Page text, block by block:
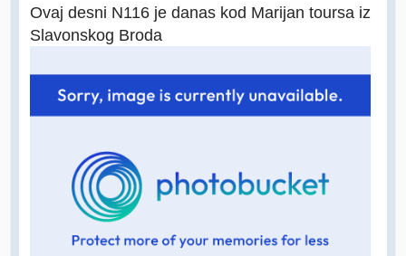
Ovaj desni N116 je danas kod Marijan toursa iz
Slavonskog Broda